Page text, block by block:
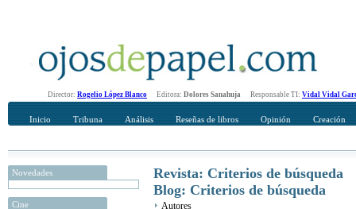
Director: Rogelio López Blanco Editora: Dolores Sanahuja Responsable TI: Vidal Vidal
Inicio Tribuna Análisis Reseñas de libros Opinión Creación
Novedades
Cine
Revista: Criterios de búsqueda
Blog: Criterios de búsqueda
Autores